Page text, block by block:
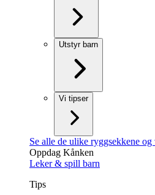
Utstyr barn
Vi tipser
Se alle de ulike ryggsekkene
Oppdag Kånken
Leker & spill barn
Tips